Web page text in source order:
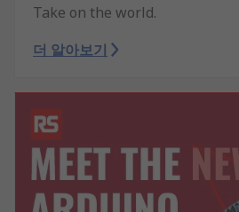
Take on the world.
더 알아보기